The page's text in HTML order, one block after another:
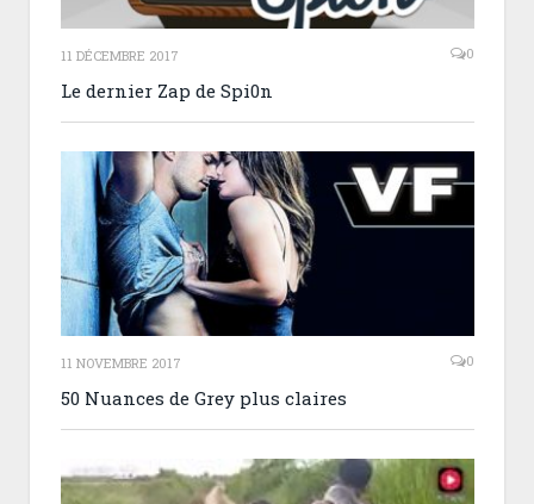
11 DÉCEMBRE 2017 0
Le dernier Zap de Spi0n
11 NOVEMBRE 2017 0
50 Nuances de Grey plus claires